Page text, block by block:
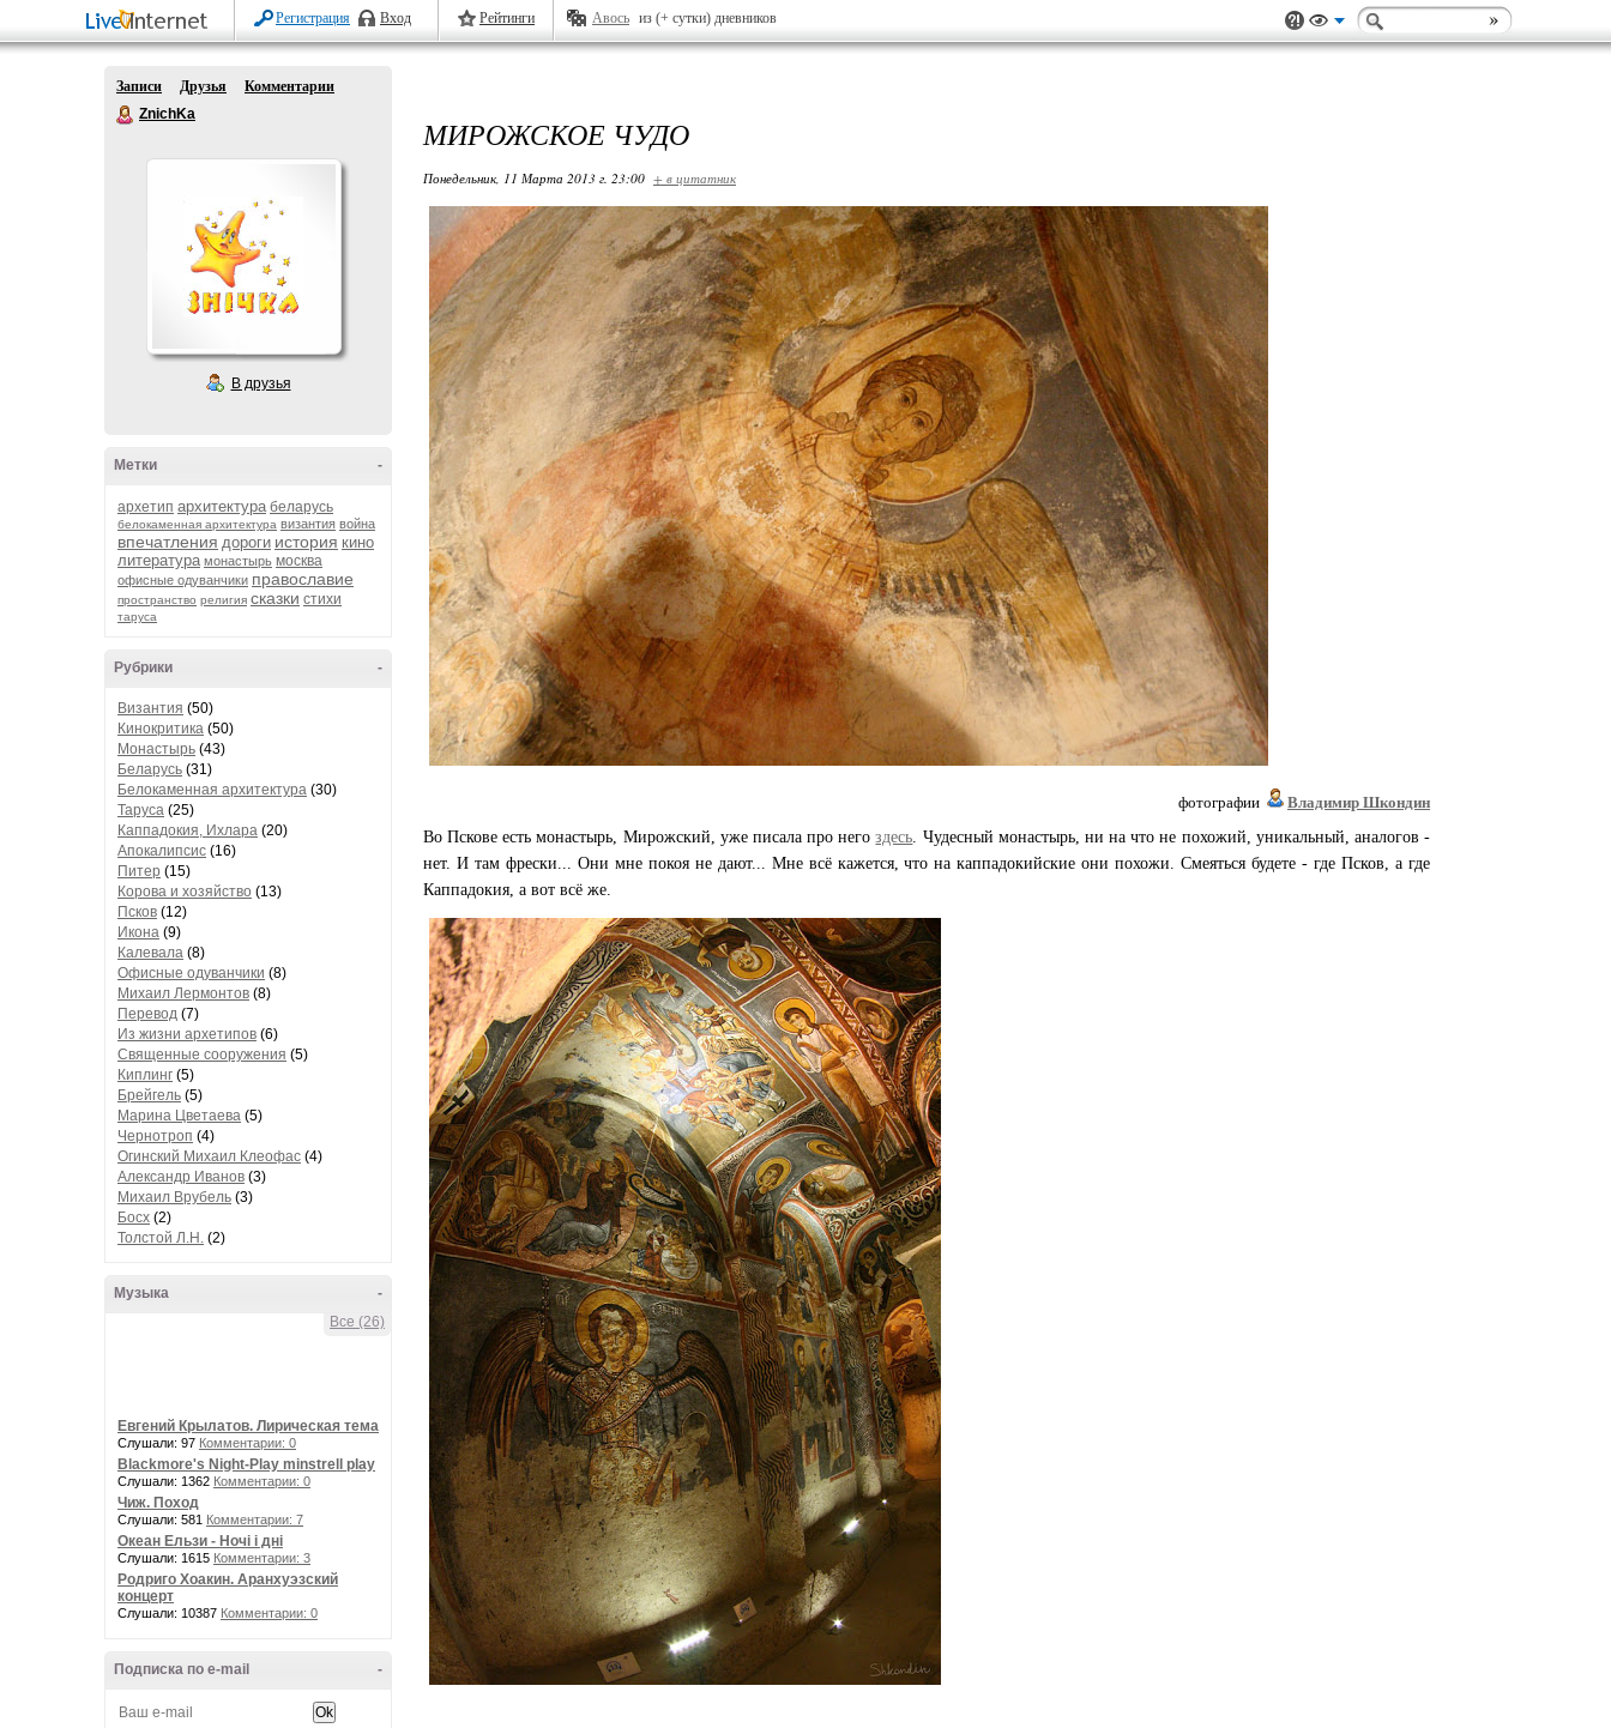
Регистрация Вход Рейтинги Авось из (+ сутки) дневников
Записи Друзья
Комментарии
ZnichKa
В друзья
-
Метки
архетип архитектура беларусь
белокаменная архитектура византия война
впечатления дороги история кино
литература монастырь москва
офисные одуванчики православие
пространство религия сказки стихи
таруса
-
Рубрики
Византия (50)
Кинокритика (50)
Монастырь (43)
Беларусь (31)
Белокаменная архитектура (30)
Таруса (25)
Каппадокия, Ихлара (20)
Апокалипсис (16)
Питер (15)
Корова и хозяйство (13)
Псков (12)
Икона (9)
Калевала (8)
Офисные одуванчики (8)
Михаил Лермонтов (8)
Перевод (7)
Из жизни архетипов (6)
Священные сооружения (5)
Киплинг (5)
Брейгель (5)
Марина Цветаева (5)
Чернотроп (4)
Огинский Михаил Клеофас (4)
Александр Иванов (3)
Михаил Врубель (3)
Босх (2)
Толстой Л.Н. (2)
-
Музыка
Все (26)
Евгений Крылатов. Лирическая тема
Слушали: 97 Комментарии: 0
Blackmore's Night-Play minstrell play
Слушали: 1362 Комментарии: 0
Чиж. Поход
Слушали: 581 Комментарии: 7
Океан Ельзи - Ночі і дні
Слушали: 1615 Комментарии: 3
Родриго Хоакин. Аранхуэзский
концерт
Слушали: 10387 Комментарии: 0
-
Подписка по e-mail
МИРОЖСКОЕ ЧУДО
Понедельник, 11 Марта 2013 г. 23:00 + в цитатник
фотографии
Владимир Шкондин
Во Пскове есть монастырь, Мирожский, уже писала про негоздесь. Чудесный монастырь, ни на что не похожий, уникальный, аналогов -
нет. И там фрески... Они мне покоя не дают... Мне всё кажется, что на каппадокийские они похожи. Смеяться будете - где Псков, а где
Каппадокия, а вот всё же.